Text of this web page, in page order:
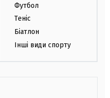
Футбол
Теніс
Біатлон
Інші види спорту